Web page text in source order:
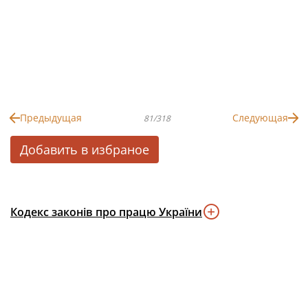
Предыдущая 81/318 Следующая
Добавить в избраное
Кодекс законів про працю України